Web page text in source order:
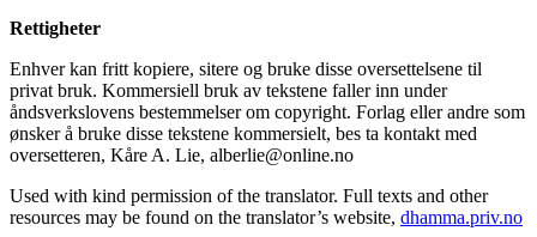
Rettigheter
Enhver kan fritt kopiere, sitere og bruke disse oversettelsene til
privat bruk. Kommersiell bruk av tekstene faller inn under
åndsverkslovens bestemmelser om copyright. Forlag eller andre som
ønsker å bruke disse tekstene kommersielt, bes ta kontakt med
oversetteren, Kåre A. Lie, alberlie@online.no
Used with kind permission of the translator. Full texts and other
resources may be found on the translator’s website, dhamma.priv.no